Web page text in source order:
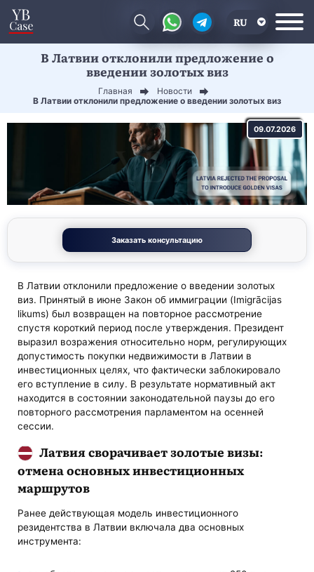
RU
В Латвии отклонили предложение о
введении золотых виз
Главная
Новости
В Латвии отклонили предложение о введении золотых виз
09.07.2026
Заказать консультацию
В Латвии отклонили предложение о введении золотых
виз. Принятый в июне Закон об иммиграции (Imigrācijas
likums) был возвращен на повторное рассмотрение
спустя короткий период после утверждения. Президент
выразил возражения относительно норм, регулирующих
допустимость покупки недвижимости в Латвии в
инвестиционных целях, что фактически заблокировало
его вступление в силу. В результате нормативный акт
находится в состоянии законодательной паузы до его
повторного рассмотрения парламентом на осенней
сессии.
Латвия сворачивает золотые визы:
отмена основных инвестиционных
маршрутов
Ранее действующая модель инвестиционного
резидентства в Латвии включала два основных
инструмента: